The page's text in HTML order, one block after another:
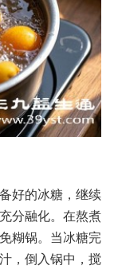
好的冰糖，继续
分融化。在熬煮
糊锅。当冰糖完
，倒入锅中，搅